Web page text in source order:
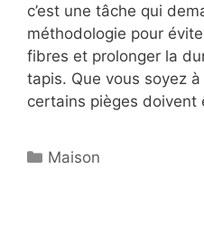
c’est une tâche qui
méthodologie pour
fibres et prolonger la
tapis. Que vous soyez
certains pièges doivent
Catégories
Maison